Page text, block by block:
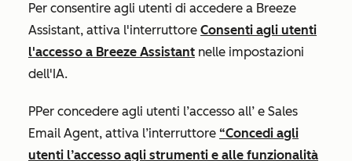
Per consentire agli utenti di accedere a Breeze
Assistant, attiva l'interruttore Consenti agli utenti
l'accesso a Breeze Assistant nelle impostazioni
dell'IA.
PPer concedere agli utenti l’accesso all’ e Sales
Email Agent, attiva l’interruttore “Concedi agli
utenti l’accesso agli strumenti e alle funzionalità